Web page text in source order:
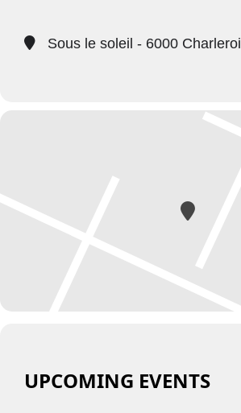
Sous le soleil - 6000 Charleroi
UPCOMING EVENTS